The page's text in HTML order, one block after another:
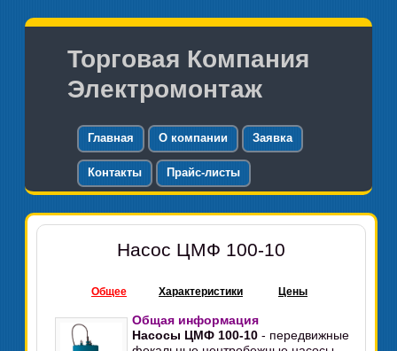
Торговая Компания
Электромонтаж
Главная О компании Заявка
Контакты Прайс-листы
Насос ЦМФ 100-10
Общее Характеристики Цены
Общая информация
Насосы ЦМФ 100-10 - передвижные